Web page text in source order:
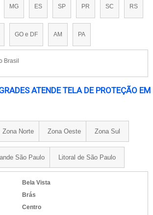
MG ES SP PR SC RS
GO e DF AM PA
Brasil
ATENDE TELA DE PROTEÇÃO EM
Zona Norte Zona Oeste Zona Sul
São Paulo Litoral de São Paulo
Bela Vista
Brás
Centro